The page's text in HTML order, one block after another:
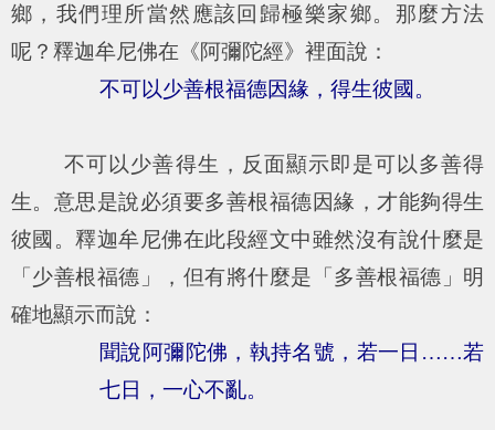
鄉，我們理所當然應該回歸極樂家鄉。那麼方法
呢？釋迦牟尼佛在《阿彌陀經》裡面說：
不可以少善根福德因緣，得生彼國。
不可以少善得生，反面顯示即是可以多善得
生。意思是說必須要多善根福德因緣，才能夠得生
彼國。釋迦牟尼佛在此段經文中雖然沒有說什麼是
「少善根福德」，但有將什麼是「多善根福德」明
確地顯示而說：
聞說阿彌陀佛，執持名號，若一日……若
七日，一心不亂。